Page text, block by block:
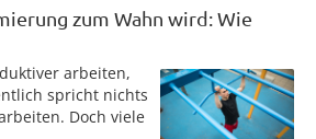
zum Wahn wird: Wie
arbeiten,
spricht nichts
Doch viele